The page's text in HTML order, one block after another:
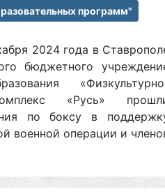
программ"
2024 года в
бюджетного
«Русь»
по боксу в
военной операции и